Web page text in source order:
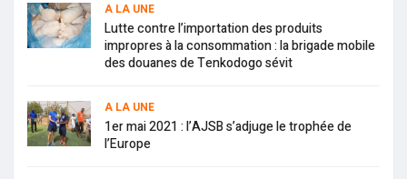
A LA UNE
Lutte contre l’importation des produits
impropres à la consommation : la brigade mobile
des douanes de Tenkodogo sévit
A LA UNE
1er mai 2021 : l’AJSB s’adjuge le trophée de
l’Europe